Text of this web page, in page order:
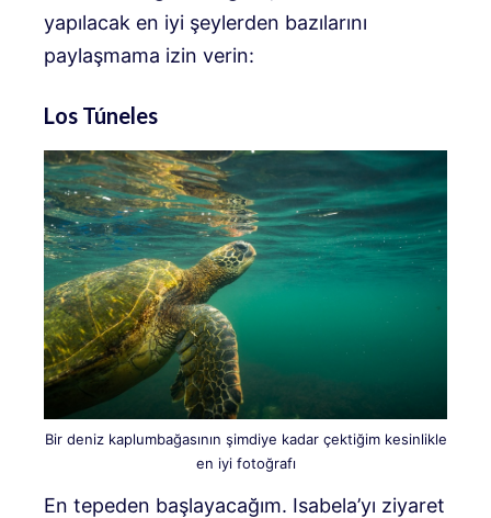
yapılacak en iyi şeylerden bazılarını
paylaşmama izin verin:
Los Túneles
Bir deniz kaplumbağasının şimdiye kadar çektiğim kesinlikle
en iyi fotoğrafı
En tepeden başlayacağım. Isabela’yı ziyaret